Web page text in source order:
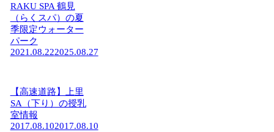
RAKU SPA 鶴見
（らくスパ）の夏
季限定ウォーター
パーク
2021.08.222025.08.27
【高速道路】上里
SA（下り）の授乳
室情報
2017.08.102017.08.10